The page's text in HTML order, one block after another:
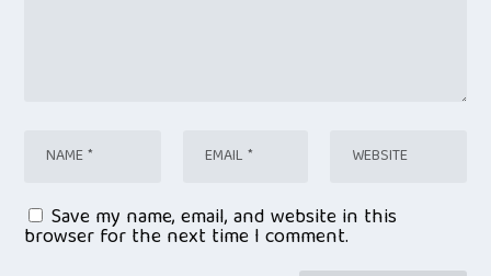
Save my name, email, and website in this
browser for the next time I comment.